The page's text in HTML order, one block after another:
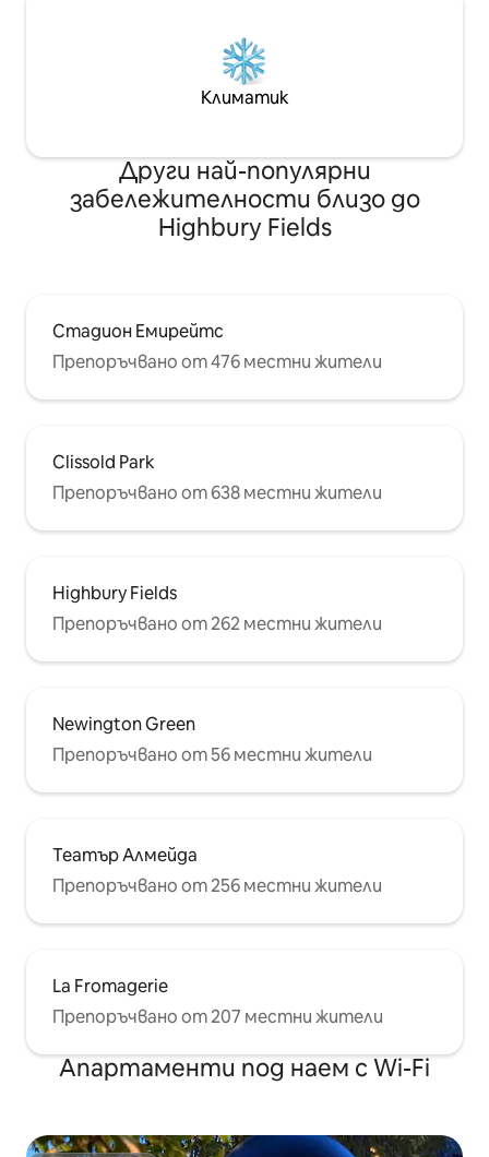
Климатик
Други най-популярни
забележителности близо до
Highbury Fields
Стадион Емирейтс
Препоръчвано от 476 местни жители
Clissold Park
Препоръчвано от 638 местни жители
Highbury Fields
Препоръчвано от 262 местни жители
Newington Green
Препоръчвано от 56 местни жители
Театър Алмейда
Препоръчвано от 256 местни жители
La Fromagerie
Препоръчвано от 207 местни жители
Апартаменти под наем с Wi-Fi